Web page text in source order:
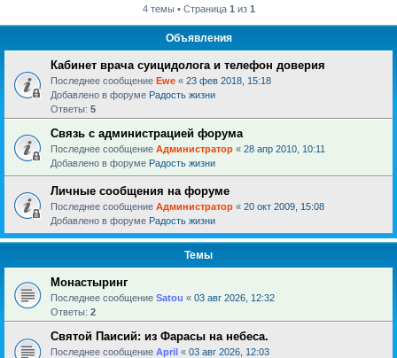
4 темы • Страница 1 из 1
Объявления
Кабинет врача суицидолога и телефон доверия
Последнее сообщение Ewe « 23 фев 2018, 15:18
Добавлено в форуме Радость жизни
Ответы: 5
Связь с администрацией форума
Последнее сообщение Администратор « 28 апр 2010, 10:11
Добавлено в форуме Радость жизни
Личные сообщения на форуме
Последнее сообщение Администратор « 20 окт 2009, 15:08
Добавлено в форуме Радость жизни
Темы
Монастыринг
Последнее сообщение Satou « 03 авг 2026, 12:32
Ответы: 2
Святой Паисий: из Фарасы на небеса.
Последнее сообщение April « 03 авг 2026, 12:03